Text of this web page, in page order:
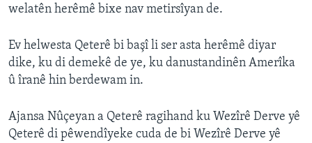
welatên herêmê bixe nav metirsîyan de.
Ev helwesta Qeterê bi başî li ser asta herêmê diyar
dike, ku di demekê de ye, ku danustandinên Amerîka
û îranê hin berdewam in.
Ajansa Nûçeyan a Qeterê ragihand ku Wezîrê Derve yê
Qeterê di pêwendîyeke cuda de bi Wezîrê Derve yê